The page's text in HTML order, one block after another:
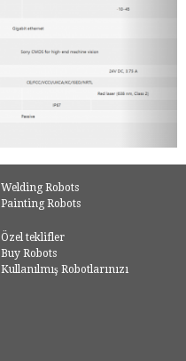
Welding Robots
Painting Robots
Özel teklifler
Buy Robots
Kullanılmış Robotlarınızı